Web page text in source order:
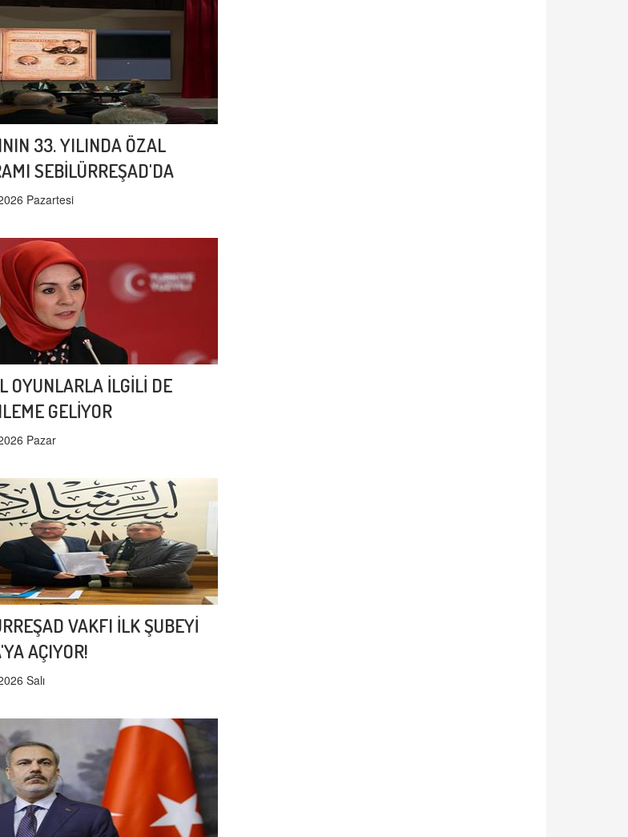
33. YILINDA ÖZAL
SEBİLÜRREŞAD'DA
Pazartesi
OYUNLARLA İLGİLİ DE
GELİYOR
Pazar
VAKFI İLK ŞUBEYİ
AÇIYOR!
Salı